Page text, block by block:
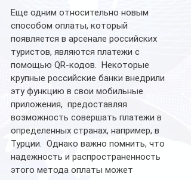
Еще одним относительно новым
способом оплаты, который
появляется в арсенале российских
туристов, являются платежи с
помощью QR-кодов.  Некоторые
крупные российские банки внедрили
эту функцию в свои мобильные
приложения,  предоставляя
возможность совершать платежи в
определенных странах, например, в
Турции.  Однако важно помнить, что
надежность и распространенность
этого метода оплаты может